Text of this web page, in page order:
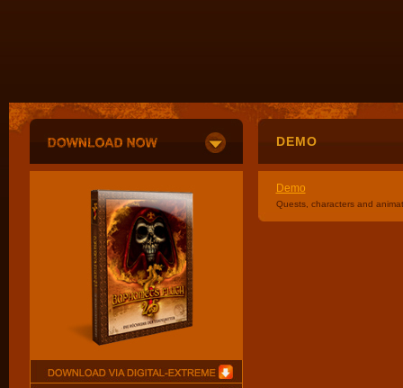
DEMO
Demo
Quests, characters and